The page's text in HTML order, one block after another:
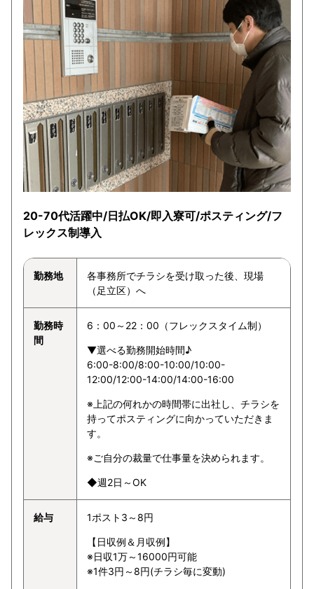
20-70代活躍中/日払OK/即入寮可/ポスティング/フ
レックス制導入
勤務地
各事務所でチラシを受け取った後、現場
（足立区）へ
勤務時
間
6：00～22：00（フレックスタイム制）
▼選べる勤務開始時間♪
6:00-8:00/8:00-10:00/10:00-
12:00/12:00-14:00/14:00-16:00
※上記の何れかの時間帯に出社し、チラシを
持ってポスティングに向かっていただきま
す。
※ご自分の裁量で仕事量を決められます。
◆週2日～OK
給与 1ポスト3～8円
【日収例＆月収例】
※日収1万～16000円可能
※1件3円～8円(チラシ毎に変動)